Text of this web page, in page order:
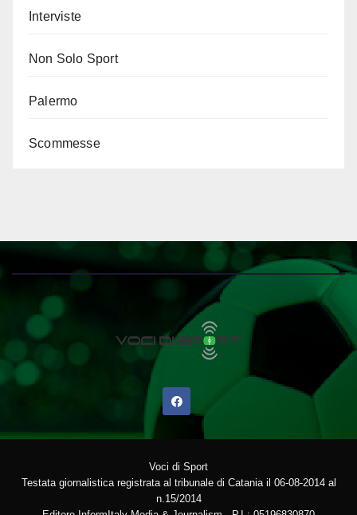
Interviste
Non Solo Sport
Palermo
Scommesse
Voci di Sport
Testata giornalistica registrata al tribunale di Catania il 06-08-2014 al
n.15/2014